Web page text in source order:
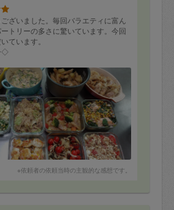
ざいました。毎回バラエティに富ん
トリーの多さに驚いています。今回
ています。
◇
ュトマトのクリーム煮
ープ
ボカドのタルタルサラダ
ツの胡麻柚子胡椒炒め
団子のバターソテー
ャガイモのはちみつニンニク醤油煮
野菜の甘酢煮
ぎの塩昆布漬け
※依頼者の依頼当時の主観的な感想です。